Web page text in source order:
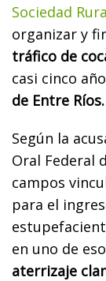
Sociedad
organizar y
tráfico de
casi cinco
de Entre Ríos.
Según la
Oral Federal
campos
para el
en uno de
aterrizaje